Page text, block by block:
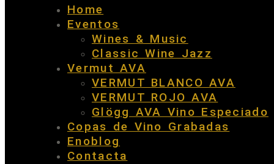
Home
Eventos
Wines & Music
Classic Wine Jazz
Vermut AVA
VERMUT BLANCO AVA
VERMUT ROJO AVA
Glögg AVA Vino Especiado
Copas de Vino Grabadas
Enoblog
Contacta